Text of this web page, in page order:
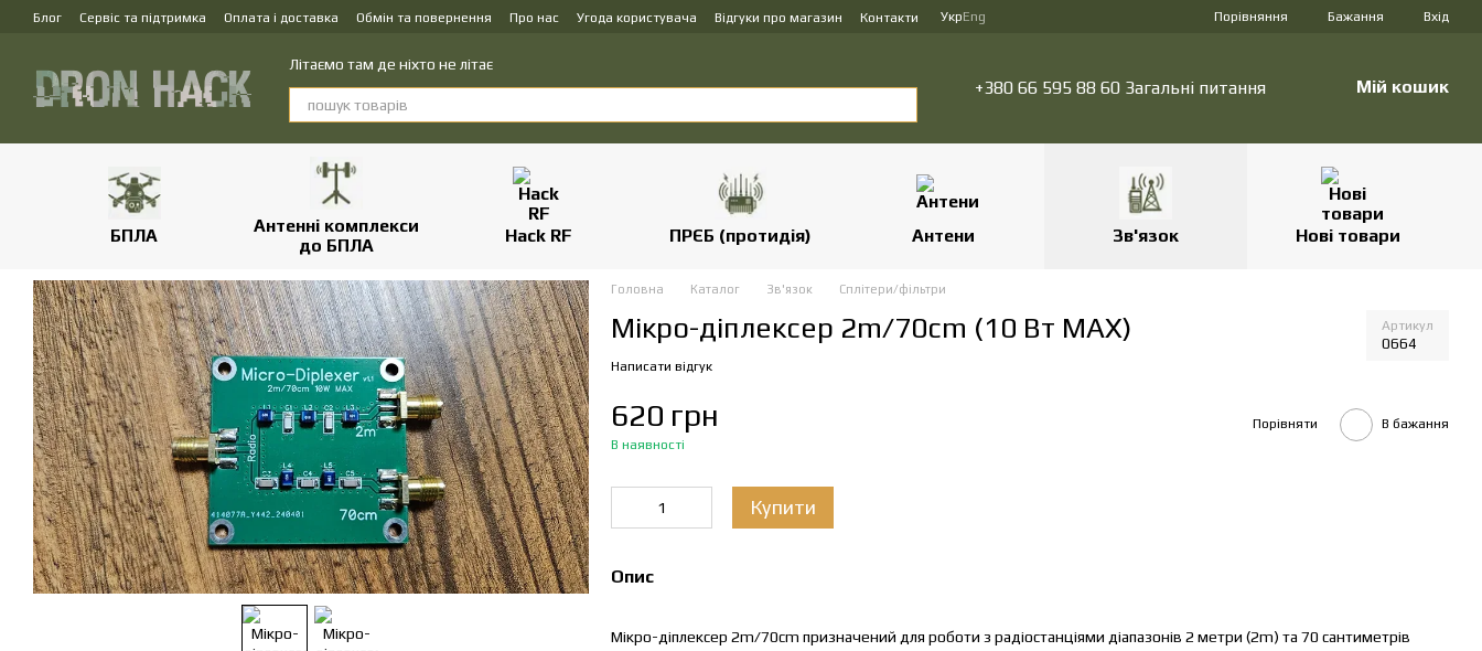
Перейти до основного контенту
Блог Сервіс та підтримка Оплата і доставка Обмін та повернення Про нас Угода користувача Відгуки про магазин Контакти УкрEng Порівняння Бажання Вхід
Літаємо там де ніхто не літає
+380 66 595 88 60 Загальні питання Мій кошик
БПЛА
Антенні комплекси
до БПЛА
Hack RF ПРЄБ (протидія) Антени Зв'язок Нові товари
Головна Каталог Зв'язок Сплітери/фільтри
Мікро-діплексер 2m/70cm (10 Вт MAX) Артикул
0664
Написати відгук
620 грн
В наявності
Порівняти В бажання
Купити
Опис
Мікро-діплексер 2m/70cm призначений для роботи з радіостанціями діапазонів 2 метри (2m) та 70 сантиметрів